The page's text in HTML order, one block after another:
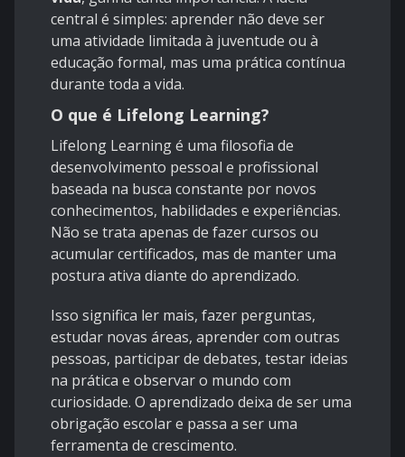
central é simples: aprender não deve ser
uma atividade limitada à juventude ou à
educação formal, mas uma prática contínua
durante toda a vida.
O que é Lifelong Learning?
Lifelong Learning é uma filosofia de
desenvolvimento pessoal e profissional
baseada na busca constante por novos
conhecimentos, habilidades e experiências.
Não se trata apenas de fazer cursos ou
acumular certificados, mas de manter uma
postura ativa diante do aprendizado.
Isso significa ler mais, fazer perguntas,
estudar novas áreas, aprender com outras
pessoas, participar de debates, testar ideias
na prática e observar o mundo com
curiosidade. O aprendizado deixa de ser uma
obrigação escolar e passa a ser uma
ferramenta de crescimento.